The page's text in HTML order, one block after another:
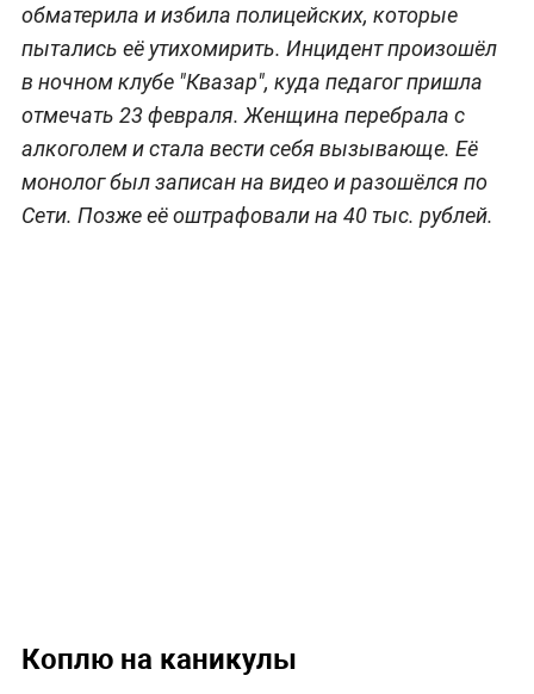
обматерила и избила полицейских, которые
пытались её утихомирить. Инцидент произошёл
в ночном клубе "Квазар", куда педагог пришла
отмечать 23 февраля. Женщина перебрала с
алкоголем и стала вести себя вызывающе. Её
монолог был записан на видео и разошёлся по
Сети. Позже её оштрафовали на 40 тыс. рублей.
Коплю на каникулы